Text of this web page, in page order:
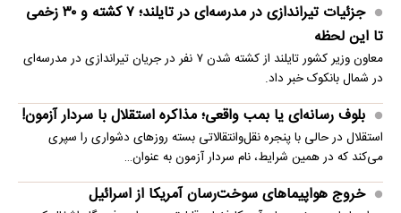
جزئیات تیراندازی در مدرسه‌ای در تایلند؛ ۷ کشته و ۳۰ زخمی
تا این لحظه
معاون وزیر کشور تایلند از کشته شدن ۷ نفر در جریان تیراندازی در مدرسه‌ای
در شمال بانکوک خبر داد.
بلوف رسانه‌ای یا بمب واقعی؛ مذاکره استقلال با سردار آزمون!
استقلال در حالی با پنجره نقل‌وانتقالاتی بسته روزهای دشواری را سپری
می‌کند که در همین شرایط، نام سردار آزمون به عنوان…
خروج هواپیماهای سوخت‌رسان آمریکا از اسرائیل